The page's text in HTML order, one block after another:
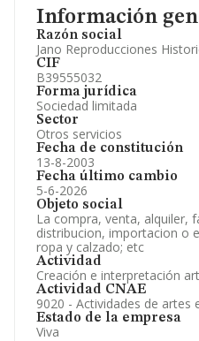
Información
Razón social
Jano Reproducciones
CIF
B39555032
Forma jurídica
Sociedad limitada
Sector
Otros servicios
Fecha de constitución
13-8-2003
Fecha último cambio
5-6-2026
Objeto social
La compra, venta, alquiler,
distribucion, importacion o
ropa y calzado; etc
Actividad
Creación e interpretación
Actividad CNAE
9020 - Actividades de artes
Estado de la empresa
Viva
Información oficial y